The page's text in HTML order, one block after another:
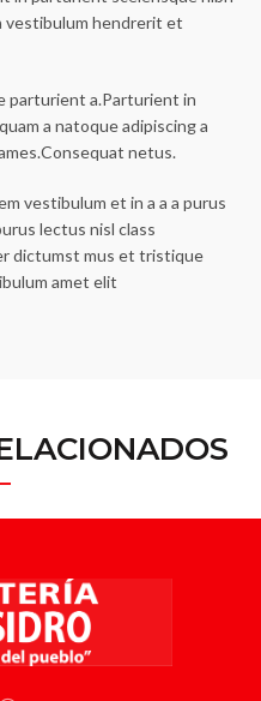
vestibulum hendrerit et
parturient a.Parturient in
a natoque adipiscing a
netus.
vestibulum et in a a a purus
lectus nisl class
dictumst mus et tristique
amet elit